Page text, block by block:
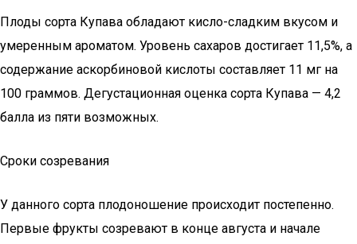
Плоды сорта Купава обладают кисло-сладким вкусом и
умеренным ароматом. Уровень сахаров достигает 11,5%, а
содержание аскорбиновой кислоты составляет 11 мг на
100 граммов. Дегустационная оценка сорта Купава — 4,2
балла из пяти возможных.
Сроки созревания
У данного сорта плодоношение происходит постепенно.
Первые фрукты созревают в конце августа и начале